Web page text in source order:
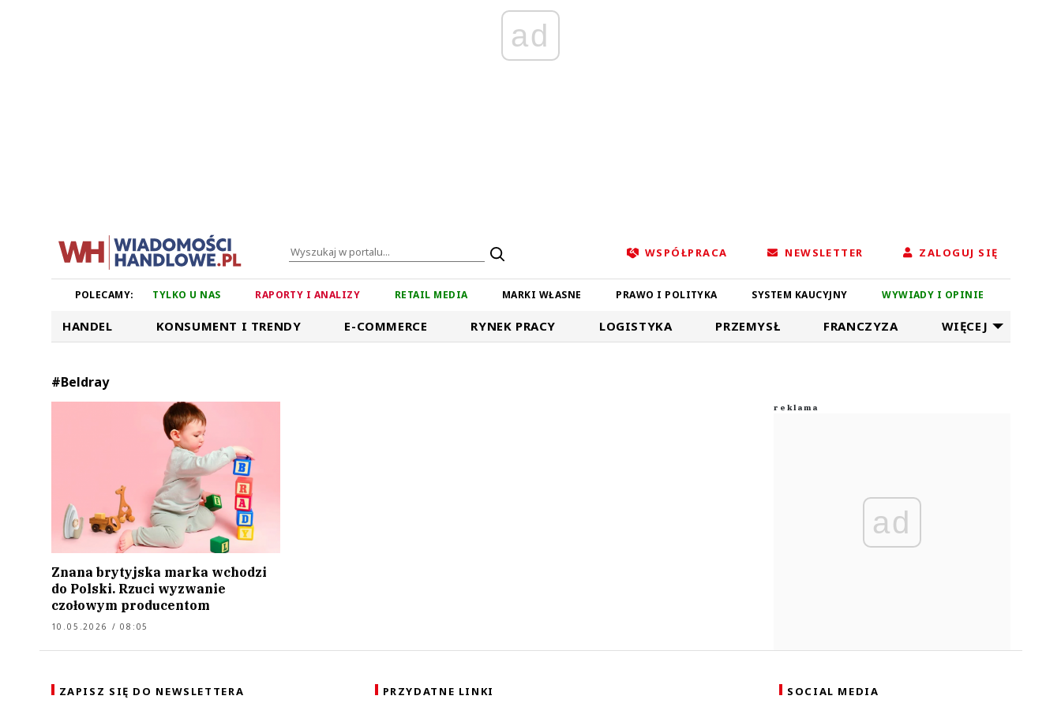
ad
WSPÓŁPRACA NEWSLETTER ZALOGUJ SIĘ
POLECAMY: TYLKO U NAS RAPORTY I ANALIZY RETAIL MEDIA MARKI WŁASNE PRAWO I POLITYKA SYSTEM KAUCYJNY WYWIADY I OPINIE
HANDEL KONSUMENT I TRENDY E-COMMERCE RYNEK PRACY LOGISTYKA PRZEMYSŁ FRANCZYZA WIĘCEJ
#Beldray
Znana brytyjska marka wchodzi
do Polski. Rzuci wyzwanie
czołowym producentom
10.05.2026 / 08:05
ad
ZAPISZ SIĘ DO NEWSLETTERA PRZYDATNE LINKI SOCIAL MEDIA